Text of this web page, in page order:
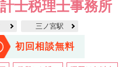
士税理士事務所
三ノ宮駅
初回相談無料